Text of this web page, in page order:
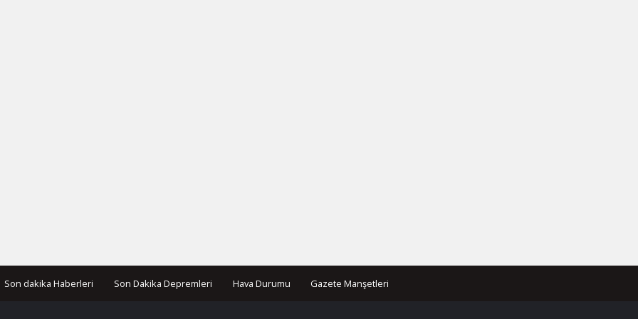
Son dakika Haberleri Son Dakika Depremleri Hava Durumu Gazete Manşetleri